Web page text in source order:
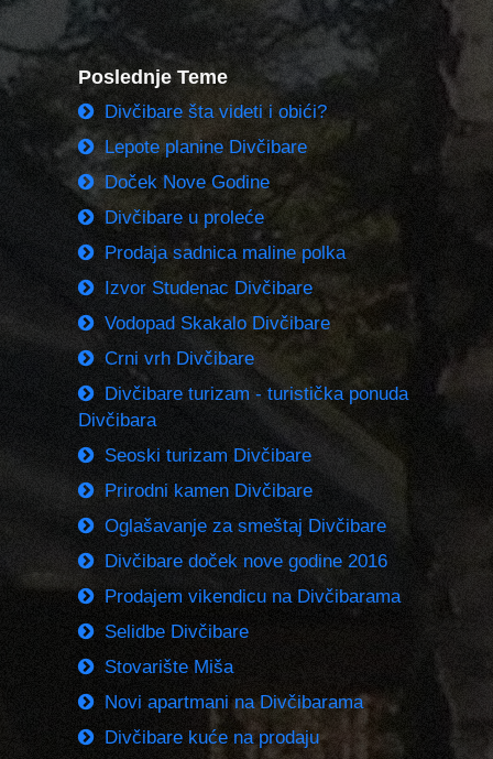
Poslednje Teme
Divčibare šta videti i obići?
Lepote planine Divčibare
Doček Nove Godine
Divčibare u proleće
Prodaja sadnica maline polka
Izvor Studenac Divčibare
Vodopad Skakalo Divčibare
Crni vrh Divčibare
Divčibare turizam - turistička ponuda
Divčibara
Seoski turizam Divčibare
Prirodni kamen Divčibare
Oglašavanje za smeštaj Divčibare
Divčibare doček nove godine 2016
Prodajem vikendicu na Divčibarama
Selidbe Divčibare
Stovarište Miša
Novi apartmani na Divčibarama
Divčibare kuće na prodaju